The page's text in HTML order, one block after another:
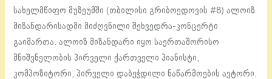
სახელმწიფო მუზეუმში (თბილისი გრიბოედოვის #8) ალოიზ
მიზანდარისადმი მიძღვნილი შეხვედრა-კონცერტი
გაიმართა. ალოიზ მიზანდარი იყო საერთაშორისო
მნიშვნელობის პირველი ქართველი პიანისტი,
კომპოზიტორი, პირველი დაბეჭდილი ნაწარმოების ავტორი.